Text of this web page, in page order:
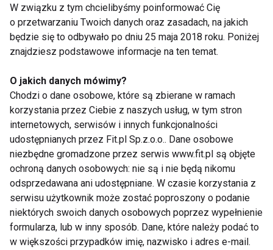
gwałtownych zmian temperatury, zwłaszcza gdy
malec wybiega z chłodnego morza na gorącą plażę.
www.fit.pl
STOPY CHODZENIE BOSO WELLNESS
Stopy
W związku z tym chcielibyśmy poinformować Cię
o przetwarzaniu Twoich danych oraz zasadach, na jakich
będzie się to odbywało po dniu 25 maja 2018 roku. Poniżej
znajdziesz podstawowe informacje na ten temat.
O jakich danych mówimy?
Chodzi o dane osobowe, które są zbierane w ramach
korzystania przez Ciebie z naszych usług, w tym stron
internetowych, serwisów i innych funkcjonalności
udostępnianych przez Fit.pl Sp.z.o.o.. Dane osobowe
niezbędne gromadzone przez serwis www.fit.pl są objęte
ochroną danych osobowych: nie są i nie będą nikomu
odsprzedawana ani udostępniane. W czasie korzystania z
serwisu użytkownik może zostać poproszony o podanie
niektórych swoich danych osobowych poprzez wypełnienie
formularza, lub w inny sposób. Dane, które należy podać to
w większości przypadków imię, nazwisko i adres e-mail.